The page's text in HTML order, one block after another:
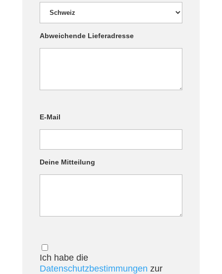
Abweichende Lieferadresse
E-Mail
Deine Mitteilung
Ich habe die
Datenschutzbestimmungen zur